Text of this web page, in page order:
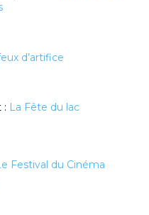
d’artifice
: La Fête du lac
Festival du Cinéma